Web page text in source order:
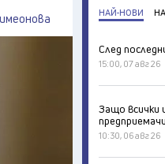
НАЙ-НОВИ
След
15:00, 07 авг 26
Защо всички
предприемачи
10:30, 06 авг 26